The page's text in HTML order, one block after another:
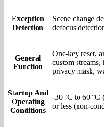
Exception
Detection
Scene change
defocus
General
Function
One-key reset,
custom streams,
privacy mask,
Startup And
Operating
Conditions
-30 °C to 60 °C
or less (non-